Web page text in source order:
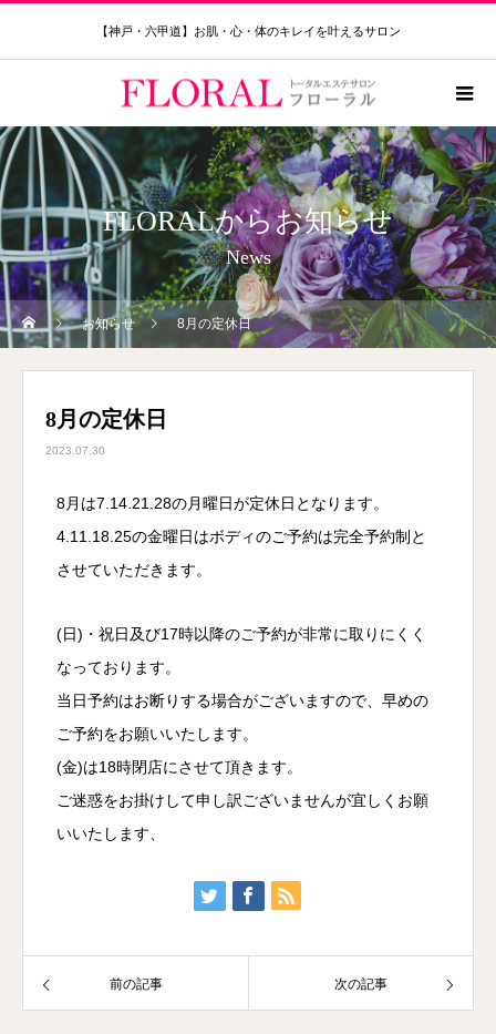
【神戸・六甲道】お肌・心・体のキレイを叶えるサロン
FLORALからお知らせ
News
お知らせ 8月の定休日
8月の定休日
2023.07.30
8月は7.14.21.28の月曜日が定休日となります。
4.11.18.25の金曜日はボディのご予約は完全予約制と
させていただきます。
(日)・祝日及び17時以降のご予約が非常に取りにくく
なっております。
当日予約はお断りする場合がございますので、早めの
ご予約をお願いいたします。
(金)は18時閉店にさせて頂きます。
ご迷惑をお掛けして申し訳ございませんが宜しくお願
いいたします、
前の記事 次の記事